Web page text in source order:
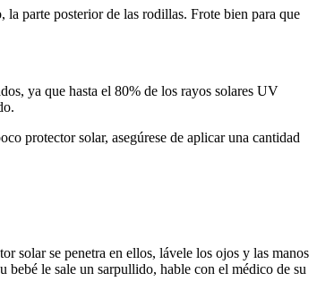
la parte posterior de las rodillas. Frote bien para que
ya que hasta el 80% de los rayos solares UV
protector solar, asegúrese de aplicar una cantidad
solar se penetra en ellos, lávele los ojos y las manos
le sale un sarpullido, hable con el médico de su